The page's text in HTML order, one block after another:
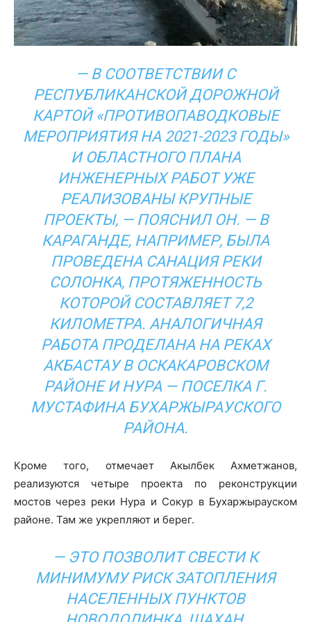
— В СООТВЕТСТВИИ С
РЕСПУБЛИКАНСКОЙ ДОРОЖНОЙ
КАРТОЙ «ПРОТИВОПАВОДКОВЫЕ
МЕРОПРИЯТИЯ НА 2021-2023 ГОДЫ»
И ОБЛАСТНОГО ПЛАНА
ИНЖЕНЕРНЫХ РАБОТ УЖЕ
РЕАЛИЗОВАНЫ КРУПНЫЕ
ПРОЕКТЫ, — ПОЯСНИЛ ОН. — В
КАРАГАНДЕ, НАПРИМЕР, БЫЛА
ПРОВЕДЕНА САНАЦИЯ РЕКИ
СОЛОНКА, ПРОТЯЖЕННОСТЬ
КОТОРОЙ СОСТАВЛЯЕТ 7,2
КИЛОМЕТРА. АНАЛОГИЧНАЯ
РАБОТА ПРОДЕЛАНА НА РЕКАХ
АКБАСТАУ В ОСКАКАРОВСКОМ
РАЙОНЕ И НУРА — ПОСЕЛКА Г.
МУСТАФИНА БУХАРЖЫРАУСКОГО
РАЙОНА.
Кроме того, отмечает Акылбек Ахметжанов,
реализуются четыре проекта по реконструкции
мостов через реки Нура и Сокур в Бухаржырауском
районе. Там же укрепляют и берег.
— ЭТО ПОЗВОЛИТ СВЕСТИ К
МИНИМУМУ РИСК ЗАТОПЛЕНИЯ
НАСЕЛЕННЫХ ПУНКТОВ